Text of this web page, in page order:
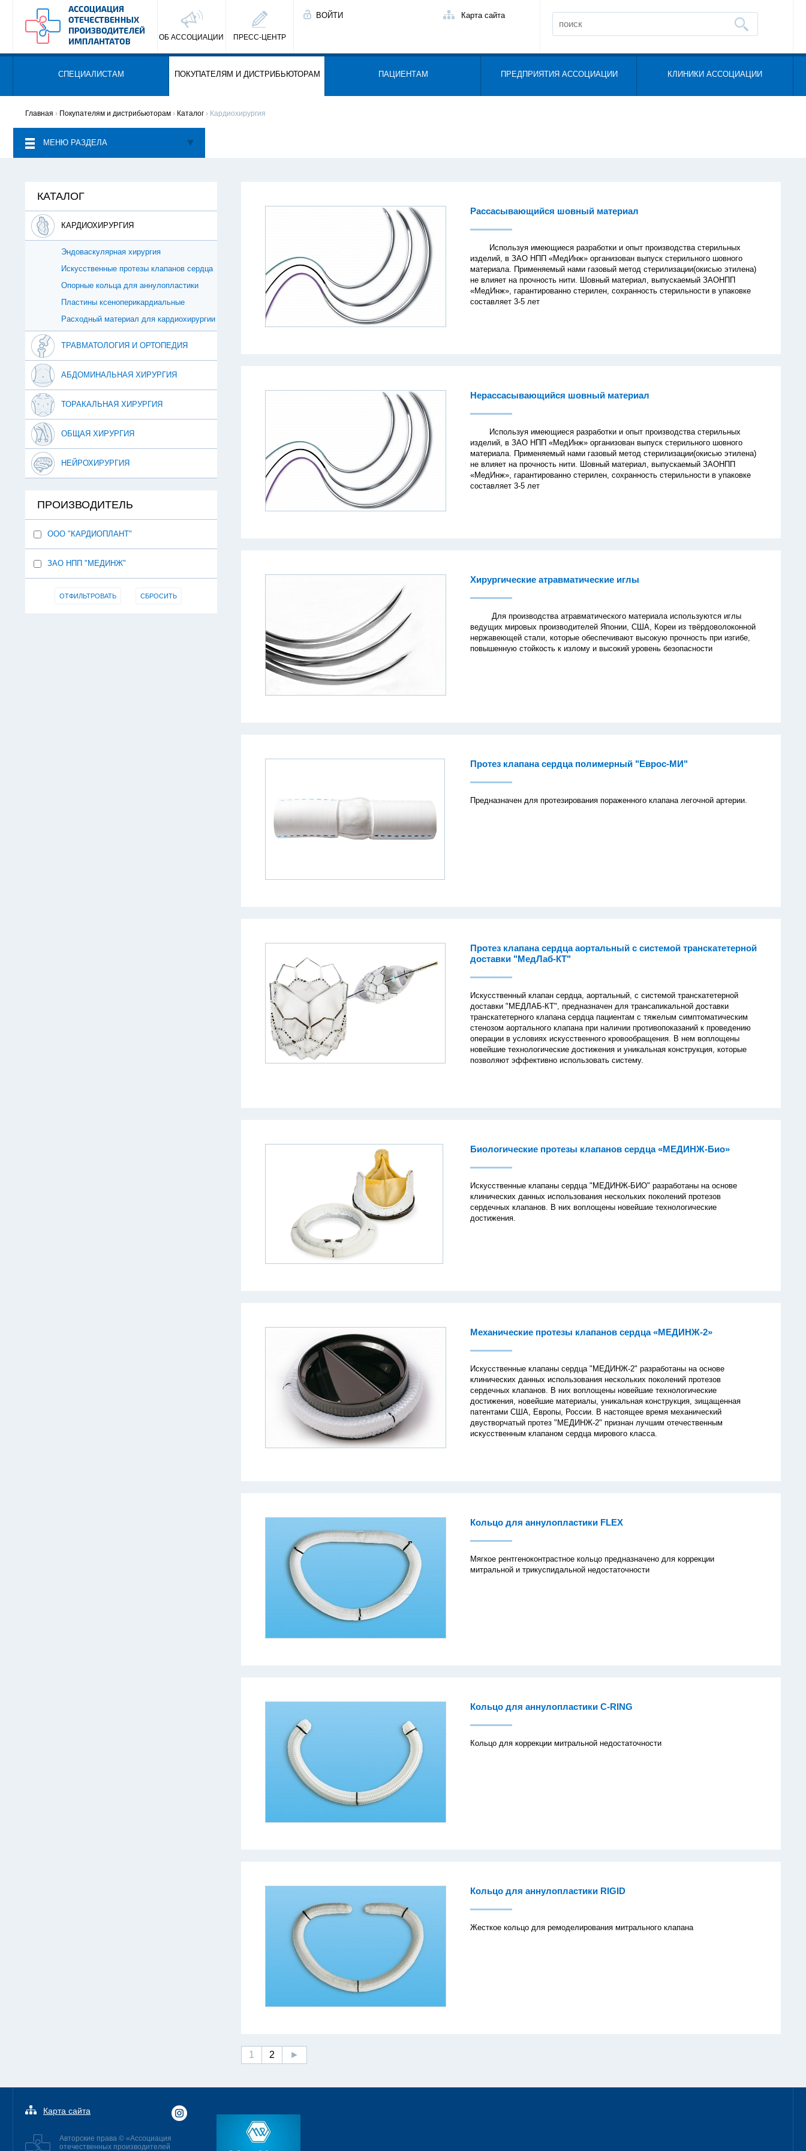
ОБ АССОЦИАЦИИ ПРЕСС-ЦЕНТР
ВОЙТИ Карта сайта
СПЕЦИАЛИСТАМ ПОКУПАТЕЛЯМ И ДИСТРИБЬЮТОРАМ ПАЦИЕНТАМ ПРЕДПРИЯТИЯ АССОЦИАЦИИ КЛИНИКИ АССОЦИАЦИИ
Главная › Покупателям и дистрибьюторам › Каталог › Кардиохирургия
МЕНЮ РАЗДЕЛА
КАТАЛОГ
КАРДИОХИРУРГИЯ
Эндоваскулярная хирургия
Искусственные протезы клапанов сердца
Опорные кольца для аннулопластики
Пластины ксеноперикардиальные
Расходный материал для кардиохирургии
ТРАВМАТОЛОГИЯ И ОРТОПЕДИЯ
АБДОМИНАЛЬНАЯ ХИРУРГИЯ
ТОРАКАЛЬНАЯ ХИРУРГИЯ
ОБЩАЯ ХИРУРГИЯ
НЕЙРОХИРУРГИЯ
ПРОИЗВОДИТЕЛЬ
ООО "КАРДИОПЛАНТ"
ЗАО НПП "МЕДИНЖ"
ОТФИЛЬТРОВАТЬ СБРОСИТЬ
Рассасывающийся шовный материал
Используя имеющиеся разработки и опыт производства стерильных
изделий, в ЗАО НПП «МедИнж» организован выпуск стерильного шовного
материала. Применяемый нами газовый метод стерилизации(окисью этилена)
не влияет на прочность нити. Шовный материал, выпускаемый ЗАОНПП
«МедИнж», гарантированно стерилен, сохранность стерильности в упаковке
составляет 3-5 лет
Нерассасывающийся шовный материал
Используя имеющиеся разработки и опыт производства стерильных
изделий, в ЗАО НПП «МедИнж» организован выпуск стерильного шовного
материала. Применяемый нами газовый метод стерилизации(окисью этилена)
не влияет на прочность нити. Шовный материал, выпускаемый ЗАОНПП
«МедИнж», гарантированно стерилен, сохранность стерильности в упаковке
составляет 3-5 лет
Хирургические атравматические иглы
Для производства атравматического материала используются иглы
ведущих мировых производителей Японии, США, Кореи из твёрдоволоконной
нержавеющей стали, которые обеспечивают высокую прочность при изгибе,
повышенную стойкость к излому и высокий уровень безопасности
Протез клапана сердца полимерный "Еврос-МИ"
Предназначен для протезирования пораженного клапана легочной артерии.
Протез клапана сердца аортальный с системой транскатетерной
доставки "МедЛаб-КТ"
Искусственный клапан сердца, аортальный, с системой транскатетерной
доставки "МЕДЛАБ-КТ", предназначен для трансапикальной доставки
транскатетерного клапана сердца пациентам с тяжелым симптоматическим
стенозом аортального клапана при наличии противопоказаний к проведению
операции в условиях искусственного кровообращения. В нем воплощены
новейшие технологические достижения и уникальная конструкция, которые
позволяют эффективно использовать систему.
Биологические протезы клапанов сердца «МЕДИНЖ-Био»
Искусственные клапаны сердца "МЕДИНЖ-БИО" разработаны на основе
клинических данных использования нескольких поколений протезов
сердечных клапанов. В них воплощены новейшие технологические
достижения.
Механические протезы клапанов сердца «МЕДИНЖ-2»
Искусственные клапаны сердца "МЕДИНЖ-2" разработаны на основе
клинических данных использования нескольких поколений протезов
сердечных клапанов. В них воплощены новейшие технологические
достижения, новейшие материалы, уникальная конструкция, зищащенная
патентами США, Европы, России. В настоящее время механический
двустворчатый протез "МЕДИНЖ-2" признан лучшим отечественным
искусственным клапаном сердца мирового класса.
Кольцо для аннулопластики FLEX
Мягкое рентгеноконтрастное кольцо предназначено для коррекции
митральной и трикуспидальной недостаточности
Кольцо для аннулопластики C-RING
Кольцо для коррекции митральной недостаточности
Кольцо для аннулопластики RIGID
Жесткое кольцо для ремоделирования митрального клапана
1 2 ►
Карта сайта
Авторские права © «Ассоциация
отечественных производителей